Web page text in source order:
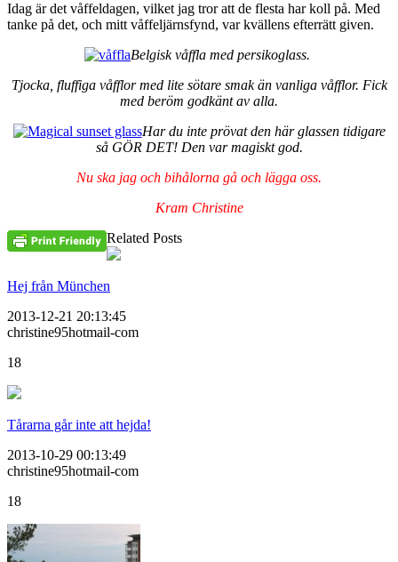
Idag är det våffeldagen, vilket jag tror att de flesta har koll på. Med
tanke på det, och mitt våffeljärnsfynd, var kvällens efterrätt given.
Belgisk våffla med persikoglass.
Tjocka, fluffiga våfflor med lite sötare smak än vanliga våfflor. Fick
med beröm godkänt av alla.
Har du inte prövat den här glassen tidigare
så GÖR DET! Den var magiskt god.
Nu ska jag och bihålorna gå och lägga oss.
Kram Christine
Related Posts
Hej från München
2013-12-21 20:13:45
christine95hotmail-com
18
Tårarna går inte att hejda!
2013-10-29 00:13:49
christine95hotmail-com
18